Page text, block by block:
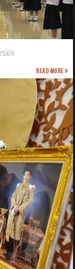
Read more »